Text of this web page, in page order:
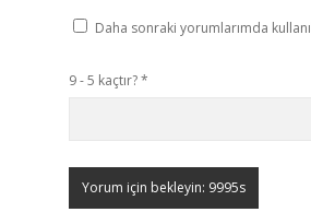
Daha sonraki yorumlarımda
9 - 5 kaçtır?*